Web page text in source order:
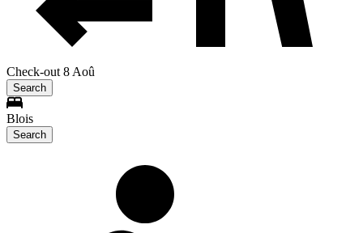
Check-out 8 Aoû
Search
Blois
Search